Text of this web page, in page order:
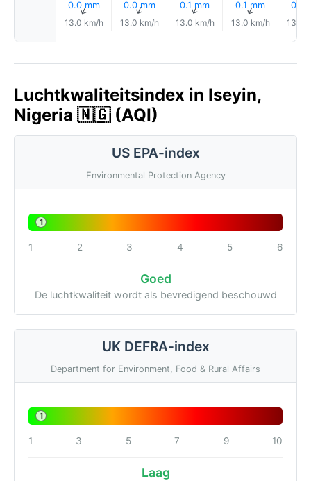
0.0 mm
↑
13.0 km/h
0.0 mm
↑
13.0 km/h
0.1 mm
↑
13.0 km/h
0.1 mm
↑
13.0 km/h
0.1
13.0
Luchtkwaliteitsindex in Iseyin,
Nigeria 🇳🇬 (AQI)
US EPA-index
Environmental Protection Agency
1
1 2 3 4 5 6
Goed
De luchtkwaliteit wordt als bevredigend beschouwd
UK DEFRA-index
Department for Environment, Food & Rural Affairs
1
1 3 5 7 9 10
Laag